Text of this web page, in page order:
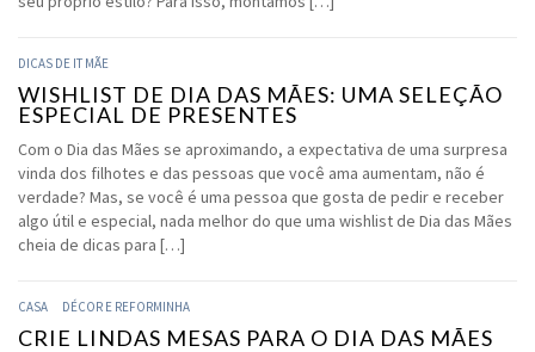
DICAS DE IT MÃE
WISHLIST DE DIA DAS MÃES: UMA SELEÇÃO
ESPECIAL DE PRESENTES
Com o Dia das Mães se aproximando, a expectativa de uma surpresa
vinda dos filhotes e das pessoas que você ama aumentam, não é
verdade? Mas, se você é uma pessoa que gosta de pedir e receber
algo útil e especial, nada melhor do que uma wishlist de Dia das Mães
cheia de dicas para […]
CASA DÉCOR E REFORMINHA
CRIE LINDAS MESAS PARA O DIA DAS MÃES